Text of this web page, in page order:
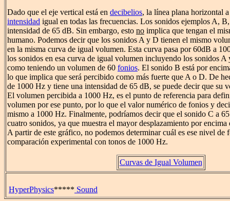
Dado que el eje vertical está en decibelios, la línea plana horizontal
intensidad igual en todas las frecuencias. Los sonidos ejemplos A,
intensidad de 65 dB. Sin embargo, esto no implica que tengan el
humano. Podemos decir que los sonidos A y D tienen el mismo
en la misma curva de igual volumen. Esta curva pasa por 60dB a
los sonidos en esa curva de igual volumen incluyendo los sonidos A
como teniendo un volumen de 60 fonios. El sonido B está por
lo que implica que será percibido como más fuerte que A o D. De
de 1000 Hz y tiene una intensidad de 65 dB, se puede decir que su
El volumen percibida a 1000 Hz, es el punto de referencia para
volumen por ese punto, por lo que el valor numérico de fonios y
mismo a 1000 Hz. Finalmente, podríamos decir que el sonido C a
cuatro sonidos, ya que muestra el mayor desplazamiento por
A partir de este gráfico, no podemos determinar cuál es ese nivel de
comparación experimental con tonos de 1000 Hz.
Curvas de Igual Volumen
HyperPhysics***** Sound